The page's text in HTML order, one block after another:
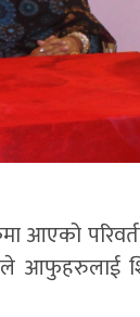
आएको